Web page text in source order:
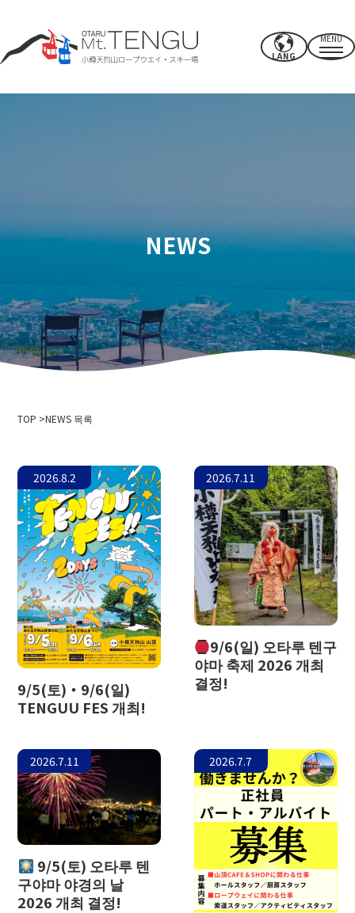
LANG
MENU
CAFE & SHOP
파워 스폿·시설
근처의 추천 명소
보내는 법
이벤트 정보
액세스
회사개요
스키장 이용 약관
관련 링크
홋카이도 중앙 버스 주식회사
니세코 안누푸리 국제 스키장
오타루 바인
니세코 온천 고 이코이노 유주쿠 이로하
오타루시청
오타루 관광 협회
홋카이도 색도 협회
텐구야마스노스쿨
오타루 스키 연맹
오타루 텐구야마 스키 학교
NEWS
TOP NEWS 목록
2026.8.2
9/5(토)・9/6(일)
TENGUU FES 개최!
2026.7.11
9/6(일) 오타루 텐구
야마 축제 2026 개최
결정!
2026.7.11
9/5(토) 오타루 텐
구야마 야경의 날
2026 개최 결정!
2026.7.7